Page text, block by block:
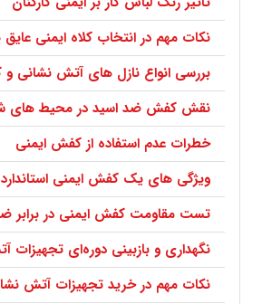
نکات مهم در انتخاب کلاه ایمنی
بررسی انواع نازل های آتش نشانی و
نقش کفش ضد اسید در محیط های
خطرات عدم استفاده از کفش ایمنی
ویژگی های یک کفش ایمنی
تست مقاومت کفش ایمنی در برابر
نگهداری و بازبینی دوره‌ای تجهیزات
نکات مهم در خرید تجهیزات آتش